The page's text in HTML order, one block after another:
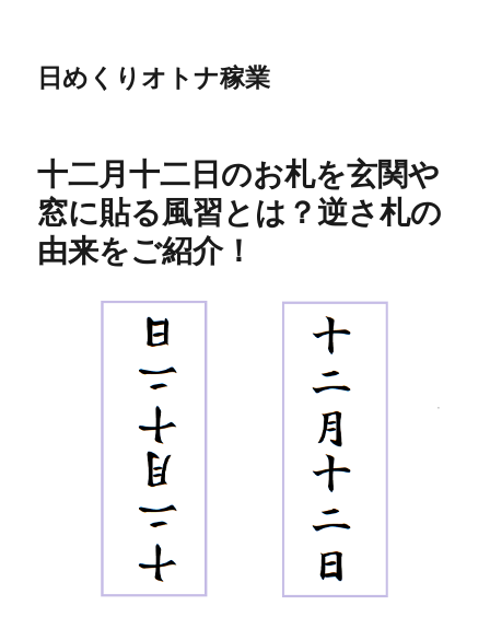
日めくりオトナ稼業
十二月十二日のお札を玄関や
窓に貼る風習とは？逆さ札の
由来をご紹介！